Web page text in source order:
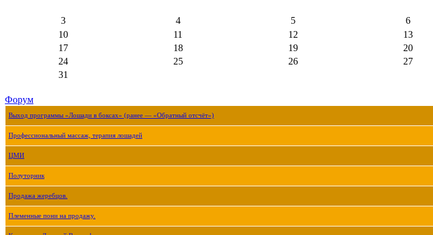
3
4 5 6
10
11 12 13
17
18 19 20
24
25 26 27
31
Форум
Выход программы «Лошади в боксах» (ранее — «Обратный отсчёт»)
Профессиональный массаж, терапия лошадей
ЦМИ
Полуторник
Продажа жеребцов.
Племенные пони на продажу.